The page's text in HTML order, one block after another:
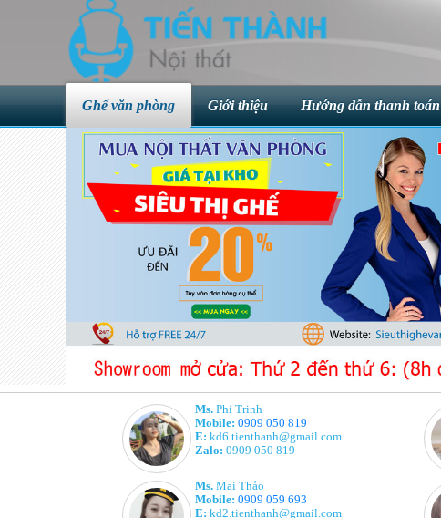
Ghế văn phòng Giới thiệu Hướng dẫn thanh toán
Ms. Phi Trinh
Mobile:0909 050 819
E: kd6.tienthanh@gmail.com
Zalo: 0909 050 819
Ms. Mai Thảo
Mobile:0909 059 693
E: kd2.tienthanh@gmail.com